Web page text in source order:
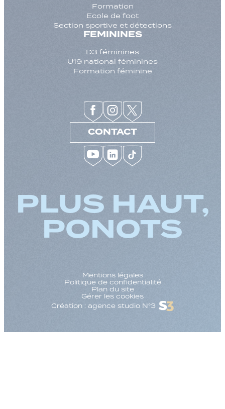
Formation
Ecole de foot
Section sportive et détections
FEMININES
D3 féminines
U19 national féminines
Formation féminine
CONTACT
PLUS HAUT,
PONOTS
Mentions légales
Politique de confidentialité
Plan du site
Gérer les cookies
Création : agence studio N°3